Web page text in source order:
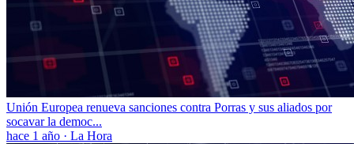
Unión Europea renueva sanciones contra Porras y sus aliados por
socavar la democ...
hace 1 año · La Hora